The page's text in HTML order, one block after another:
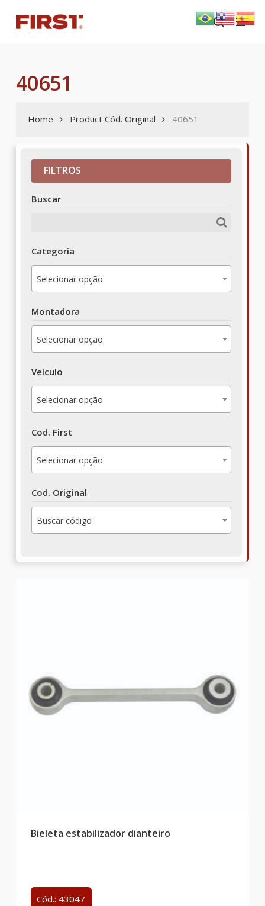
main
search
Menu
40651
Home Product Cód. Original 40651
FILTROS
Buscar
Categoria
Selecionar opção
Montadora
Selecionar opção
Veículo
Selecionar opção
Cod. First
Selecionar opção
Cod. Original
Buscar código
Bieleta estabilizador dianteiro
Cód.: 43047